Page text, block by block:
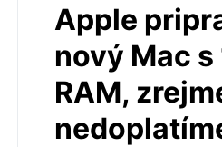
Apple
nový Mac s
RAM,